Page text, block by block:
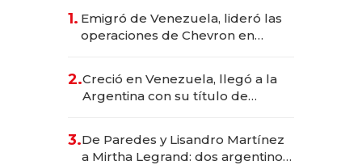
1. Emigró de Venezuela, lideró las
operaciones de Chevron en
2.Creció en Venezuela, llegó a la
Argentina con su título de
las marcas "fast premium"
3.De Paredes y Lisandro Martínez
a Mirtha Legrand: dos argentinos